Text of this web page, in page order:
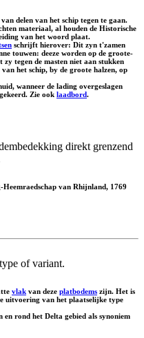
delen van het schip tegen te gaan.
materiaal, al houden de Historische
van het woord plaat.
schrijft hierover: Dit zyn t'zamen
touwen: deeze worden op de groote-
tegen de masten niet aan stukken
het schip, by de groote halzen, op
wanneer de lading overgeslagen
Zie ook laadbord.
direkt grenzend
van Rhijnland, 1769
of variant.
vlak van deze platbodems zijn. Het is
uitvoering van het plaatselijke type
rond het Delta gebied als synoniem